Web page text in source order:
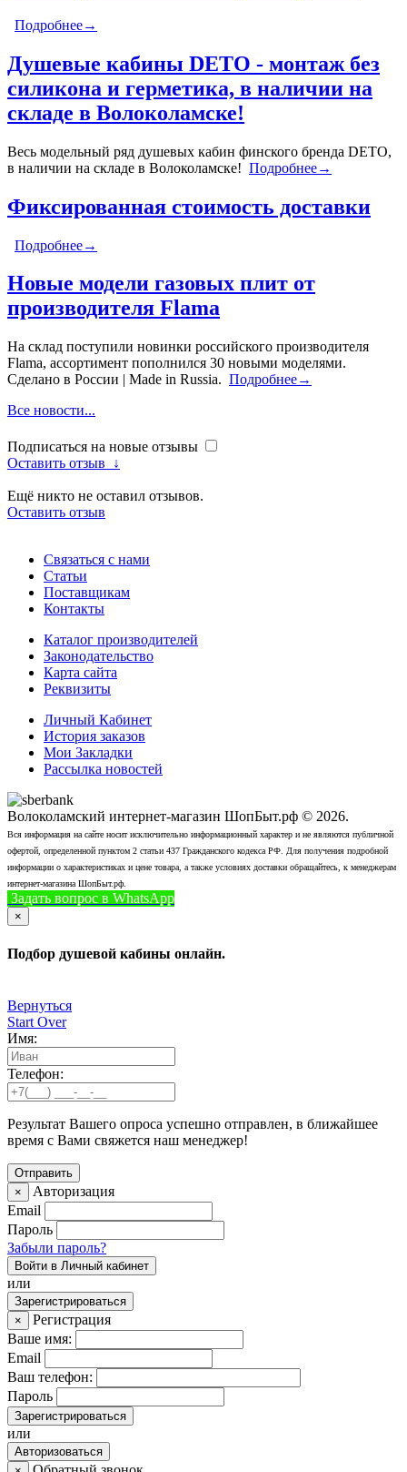
Подробнее→
Душевые кабины DETO - монтаж без
силикона и герметика, в наличии на
складе в Волоколамске!
Весь модельный ряд душевых кабин финского бренда DETO,
в наличии на складе в Волоколамске! Подробнее→
Фиксированная стоимость доставки
Подробнее→
Новые модели газовых плит от
производителя Flama
На склад поступили новинки российского производителя
Flama, ассортимент пополнился 30 новыми моделями.
Сделано в России | Made in Russia. Подробнее→
Все новости...
Подписаться на новые отзывы
Оставить отзыв
↓
Ещё никто не оставил отзывов.
Оставить отзыв
Связаться с нами
Статьи
Поставщикам
Контакты
Каталог производителей
Законодательство
Карта сайта
Реквизиты
Личный Кабинет
История заказов
Мои Закладки
Рассылка новостей
Волоколамский интернет-магазин ШопБыт.рф © 2026.
Вся информация на сайте носит исключительно информационный характер и не являются публичной
офертой, определенной пунктом 2 статьи 437 Гражданского кодекса РФ. Для получения подробной
информации о характеристиках и цене товара, а также условиях доставки обращайтесь, к менеджерам
интернет-магазина ШопБыт.рф.
Задать вопрос в WhatsApp
×
Подбор душевой кабины онлайн.
Вернуться
Start Over
Имя:
Телефон:
Результат Вашего опроса успешно отправлен, в ближайшее
время с Вами свяжется наш менеджер!
×
Авторизация
Email
Пароль
Забыли пароль?
Войти в Личный кабинет
или
Зарегистрироваться
×
Регистрация
Ваше имя:
Email
Ваш телефон:
Пароль
Зарегистрироваться
или
Авторизоваться